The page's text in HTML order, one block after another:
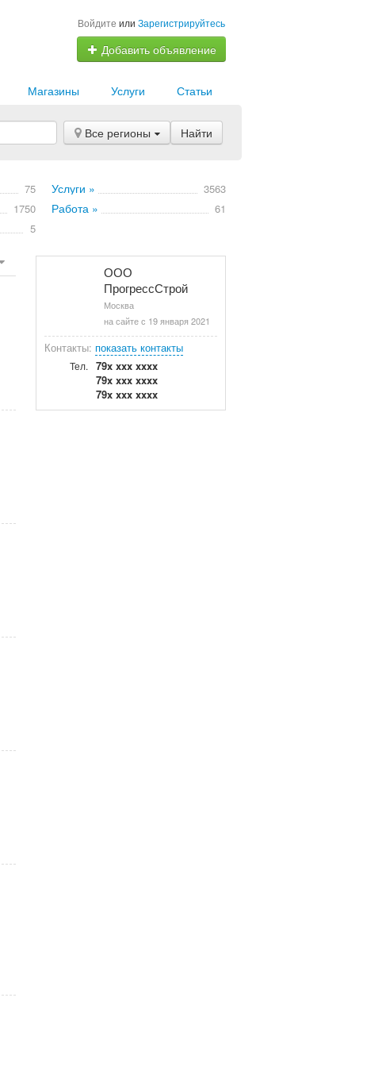
Войдите или Зарегистрируйтесь
Добавить объявление
Статьи
Услуги
Магазины
Все регионы Найти
75 Услуги » 3563
1750 Работа » 61
5
ООО
ПрогрессСтрой
Москва
на сайте с 19 января 2021
Контакты: показать контакты
Тел. 79x xxx xxxx
79x xxx xxxx
79x xxx xxxx